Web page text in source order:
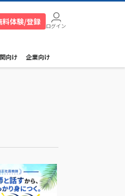
料体験/登録 ログイン
向け 企業向け